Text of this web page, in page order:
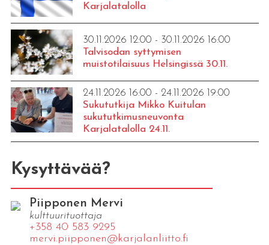
Karjalatalolla
30.11.2026 12:00 - 30.11.2026 16:00
Talvisodan syttymisen
muistotilaisuus Helsingissä 30.11.
24.11.2026 16:00 - 24.11.2026 19:00
Sukututkija Mikko Kuitulan
sukututkimusneuvonta
Karjalatalolla 24.11.
Kysyttävää?
Piipponen Mervi
kulttuurituottaja
+358 40 583 9295
mervi.​piipponen@​kar​jala​nlii​tto.​fi